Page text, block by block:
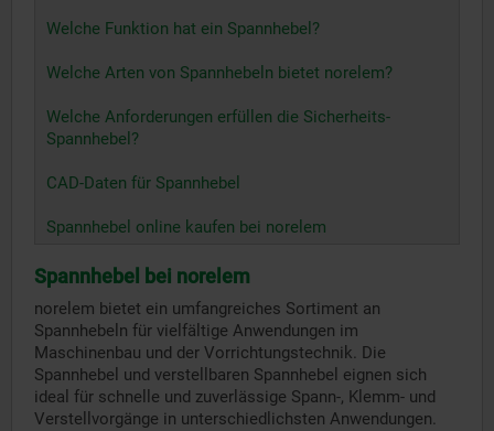
Welche Funktion hat ein Spannhebel?
Welche Arten von Spannhebeln bietet norelem?
Welche Anforderungen erfüllen die Sicherheits-
Spannhebel?
CAD-Daten für Spannhebel
Spannhebel online kaufen bei norelem
Spannhebel bei norelem
norelem bietet ein umfangreiches Sortiment an
Spannhebeln für vielfältige Anwendungen im
Maschinenbau und der Vorrichtungstechnik. Die
Spannhebel und verstellbaren Spannhebel eignen sich
ideal für schnelle und zuverlässige Spann-, Klemm- und
Verstellvorgänge in unterschiedlichsten Anwendungen.